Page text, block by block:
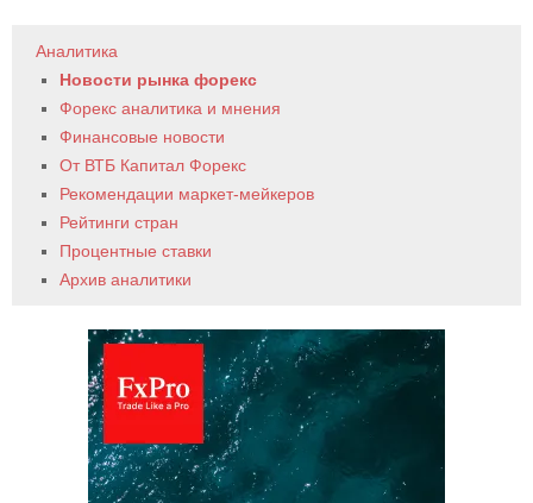
Аналитика
Новости рынка форекс
Форекс аналитика и мнения
Финансовые новости
От ВТБ Капитал Форекс
Рекомендации маркет-мейкеров
Рейтинги стран
Процентные ставки
Архив аналитики